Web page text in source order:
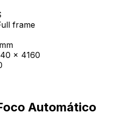
frame
x 4160
Automático